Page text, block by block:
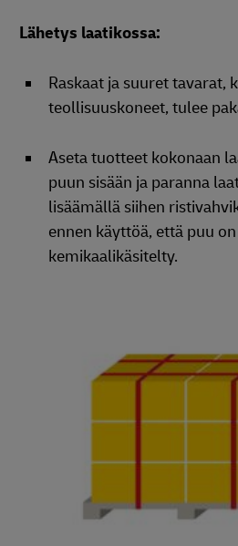
Lähetys laatikossa:
Raskaat ja suuret tavarat,
teollisuuskoneet, tulee
Aseta tuotteet kokonaan
puun sisään ja paranna
lisäämällä siihen
ennen käyttöä, että puu
kemikaalikäsitelty.